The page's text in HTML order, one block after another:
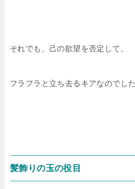
それでも、己の欲望を否定して、
フラフラと立ち去るキアなのでした
髪飾りの玉の役目